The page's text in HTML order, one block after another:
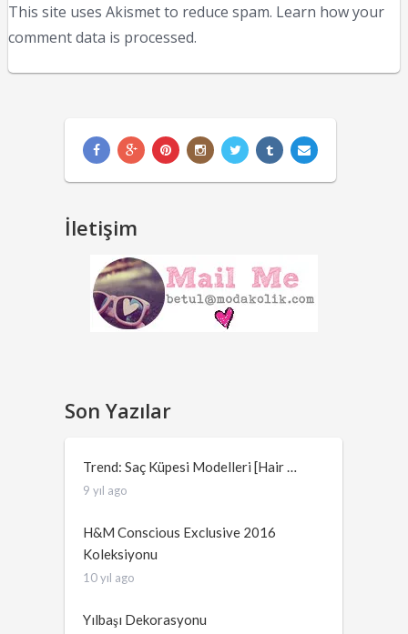
This site uses Akismet to reduce spam. Learn how your
comment data is processed.
İletişim
Son Yazılar
Trend: Saç Küpesi Modelleri [Hair …
9 yıl ago
H&M Conscious Exclusive 2016
Koleksiyonu
10 yıl ago
Yılbaşı Dekorasyonu